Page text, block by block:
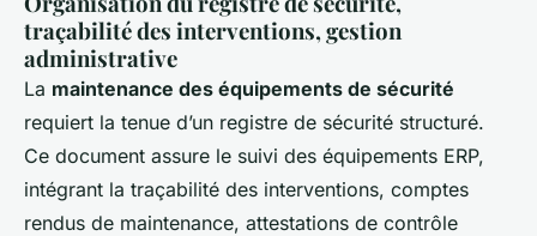
traçabilité des interventions, gestion
administrative
La maintenance des équipements de sécurité
requiert la tenue d’un registre de sécurité structuré.
Ce document assure le suivi des équipements ERP,
intégrant la traçabilité des interventions, comptes
rendus de maintenance, attestations de contrôle